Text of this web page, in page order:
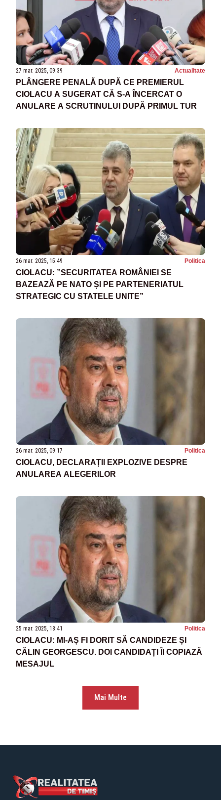
27 mar. 2025, 09:39 Actualitate
PLÂNGERE PENALĂ DUPĂ CE PREMIERUL
CIOLACU A SUGERAT CĂ S-A ÎNCERCAT O
ANULARE A SCRUTINULUI DUPĂ PRIMUL TUR
26 mar. 2025, 15:49 Politica
CIOLACU: ”SECURITATEA ROMÂNIEI SE
BAZEAZĂ PE NATO ȘI PE PARTENERIATUL
STRATEGIC CU STATELE UNITE”
26 mar. 2025, 09:17 Politica
CIOLACU, DECLARAȚII EXPLOZIVE DESPRE
ANULAREA ALEGERILOR
25 mar. 2025, 18:41 Politica
CIOLACU: MI-AȘ FI DORIT SĂ CANDIDEZE ȘI
CĂLIN GEORGESCU. DOI CANDIDAȚI ÎI COPIAZĂ
MESAJUL
Mai Multe